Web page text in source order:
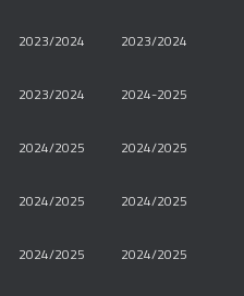
2023/2024 2023/2024
2023/2024 2024-2025
2024/2025 2024/2025
2024/2025 2024/2025
2024/2025 2024/2025